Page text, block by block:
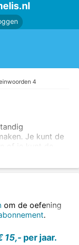
4
Je kunt de
of je kunt de
in.
om de oefening
.
15,- per jaar.